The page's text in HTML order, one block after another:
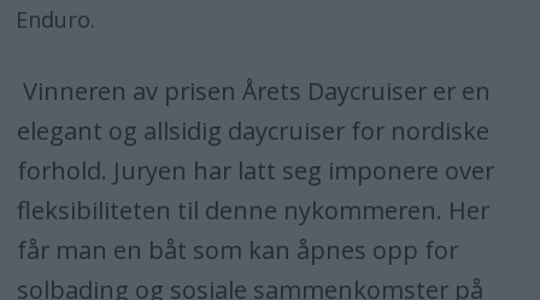
Enduro.
Vinneren av prisen Årets Daycruiser er en
elegant og allsidig daycruiser for nordiske
forhold. Juryen har latt seg imponere over
fleksibiliteten til denne nykommeren. Her
får man en båt som kan åpnes opp for
solbading og sosiale sammenkomster på